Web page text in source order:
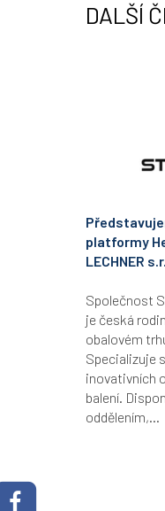
DALŠÍ
platformy
LECHNER
Společnost
je česká
obalovém
Specializuje
inovativních
balení.
oddělením,...